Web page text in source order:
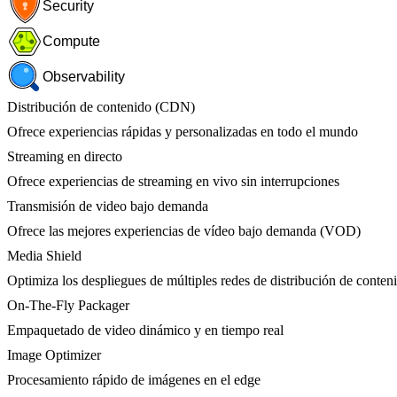
Security
Compute
Observability
Distribución de contenido (CDN)
Ofrece experiencias rápidas y personalizadas en todo el mundo
Streaming en directo
Ofrece experiencias de streaming en vivo sin interrupciones
Transmisión de video bajo demanda
Ofrece las mejores experiencias de vídeo bajo demanda (VOD)
Media Shield
Optimiza los despliegues de múltiples redes de distribución de
On-The-Fly Packager
Empaquetado de video dinámico y en tiempo real
Image Optimizer
Procesamiento rápido de imágenes en el edge